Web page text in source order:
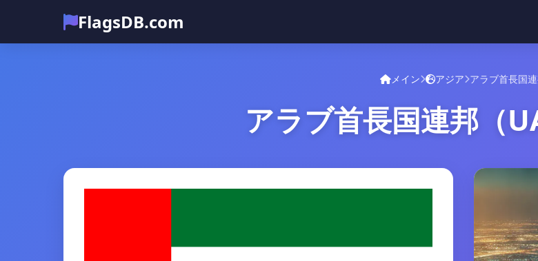
FlagsDB.com
メイン アジア アラブ首長国
アラブ首長国連邦（